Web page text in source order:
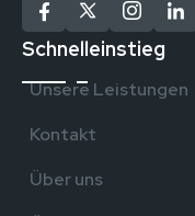
Schnelleinstieg
Unsere Leistungen
Kontakt
Über uns